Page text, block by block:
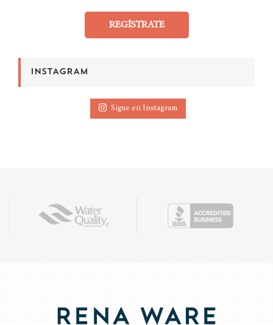
REGÍSTRATE
INSTAGRAM
Sigue en Instagram